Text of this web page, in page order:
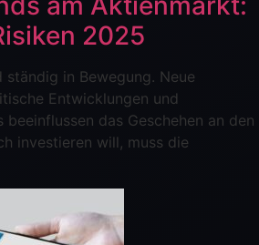
2025
in Bewegung. Neue
Entwicklungen und
das Geschehen an den
investieren will, muss die